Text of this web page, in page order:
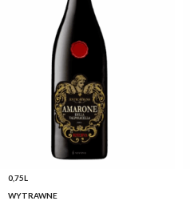
0,75L
WYTRAWNE